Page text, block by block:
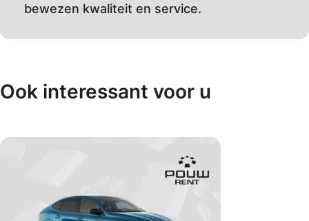
bewezen kwaliteit en service.
Ook interessant voor u